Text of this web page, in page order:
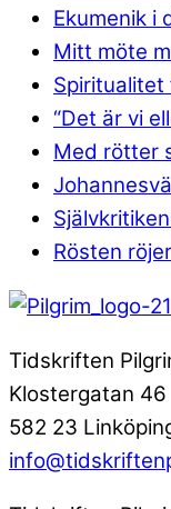
Ekumenik i
Mitt möte
Spiritualitet
“Det är vi
Med rötter
Rösten
Tidskriften
Klostergatan 46
582 23